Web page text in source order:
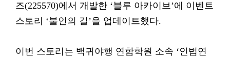
즈(225570)에서 개발한 ‘블루 아카이브’에 이벤트
스토리 ‘불인의 길’을 업데이트했다.
이번 스토리는 백귀야행 연합학원 소속 ‘인법연